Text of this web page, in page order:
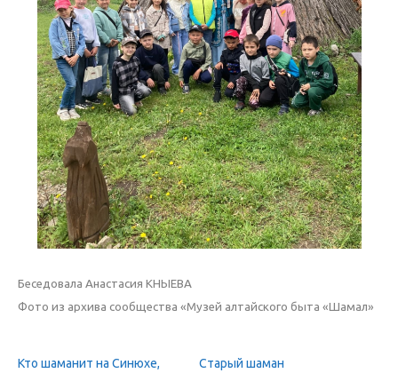
Беседовала Анастасия КНЫЕВА
Фото из архива сообщества «Музей алтайского быта «Шамал»
Кто шаманит на Синюхе,
Старый шаман